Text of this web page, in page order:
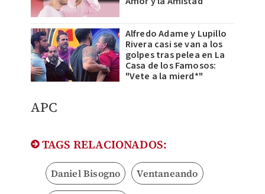
Alfredo Adame y Lupillo
Rivera casi se van a los
golpes tras pelea en La
Casa de los Famosos:
"Vete a la mierd*"
APC
TAGS RELACIONADOS:
Daniel Bisogno Ventaneando